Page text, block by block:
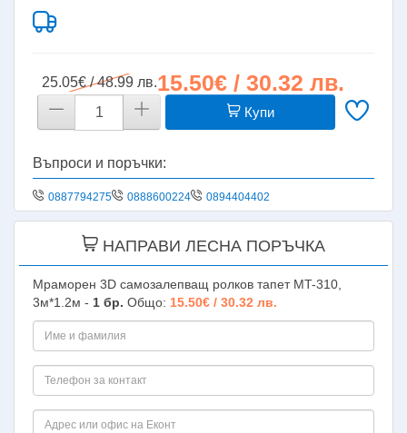
25.05€ / 48.99 лв.15.50€ / 30.32 лв.
Купи
Въпроси и поръчки:
0887794275 0888600224 0894404402
НАПРАВИ ЛЕСНА ПОРЪЧКА
Мраморен 3D самозалепващ ролков тапет MT-310,
3м*1.2м - 1 бр. Общо: 15.50€ / 30.32 лв.